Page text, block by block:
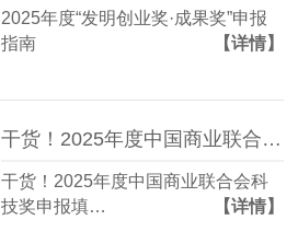
2025年度“发明创业奖·成果奖”申报
指南
【详情】
干货！2025年度中国商业联合会科技奖申报填写注意事项
干货！2025年度中国商业联合会科
技奖申报填…
【详情】